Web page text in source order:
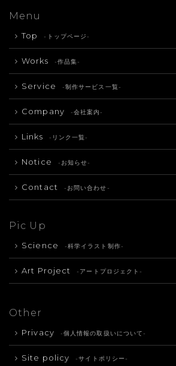
Menu
Top -トップページ-
Works -作品集-
Service -制作サービス一覧-
Company -会社案内-
Links -リンク一覧-
Notice -お知らせ-
Contact -お問い合わせ-
Pic Up
Science -科学イラスト制作-
Art Project -アートプロジェクト-
Other
Privacy -個人情報の取扱いについて-
Site policy -サイトポリシー-